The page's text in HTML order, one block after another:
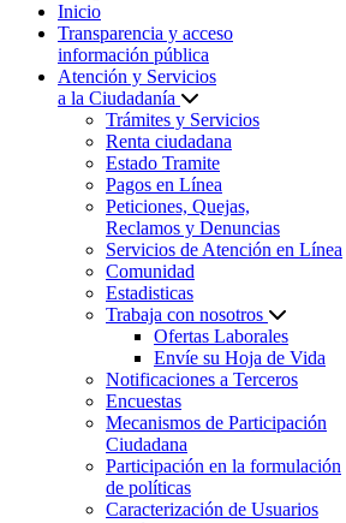
Inicio
Transparencia y acceso
información pública
Atención y Servicios
a la Ciudadanía
Trámites y Servicios
Renta ciudadana
Estado Tramite
Pagos en Línea
Peticiones, Quejas,
Reclamos y Denuncias
Servicios de Atención en Línea
Comunidad
Estadisticas
Trabaja con nosotros
Ofertas Laborales
Envíe su Hoja de Vida
Notificaciones a Terceros
Encuestas
Mecanismos de Participación
Ciudadana
Participación en la formulación
de políticas
Caracterización de Usuarios